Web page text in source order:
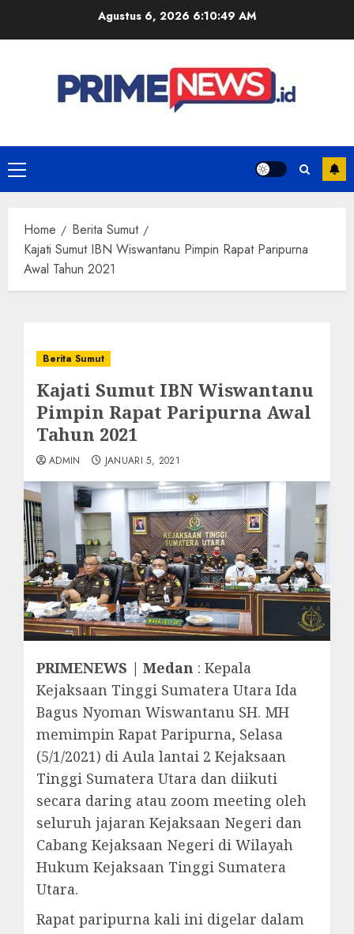
Agustus 6, 2026 6:10:50 AM
Primary
Menu
Home
Berita Sumut
Kajati Sumut IBN Wiswantanu Pimpin Rapat Paripurna
Awal Tahun 2021
Berita Sumut
Kajati Sumut IBN Wiswantanu
Pimpin Rapat Paripurna Awal
Tahun 2021
ADMIN JANUARI 5, 2021
PRIMENEWS | Medan : Kepala
Kejaksaan Tinggi Sumatera Utara Ida
Bagus Nyoman Wiswantanu SH. MH
memimpin Rapat Paripurna, Selasa
(5/1/2021) di Aula lantai 2 Kejaksaan
Tinggi Sumatera Utara dan diikuti
secara daring atau zoom meeting oleh
seluruh jajaran Kejaksaan Negeri dan
Cabang Kejaksaan Negeri di Wilayah
Hukum Kejaksaan Tinggi Sumatera
Utara.
Rapat paripurna kali ini digelar dalam